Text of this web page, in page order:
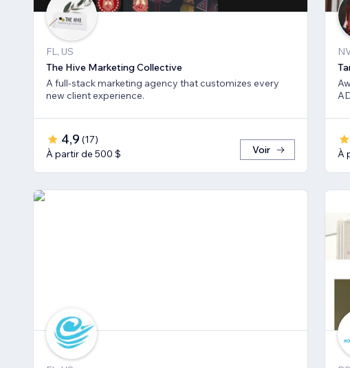
FL, US
The Hive Marketing Collective
A full-stack marketing agency that customizes every
new client experience.
4,9 (17)
À partir de 500 $
Voir
À